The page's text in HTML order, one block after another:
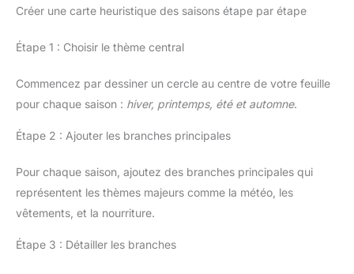
Créer une carte heuristique des saisons étape par étape
Étape 1 : Choisir le thème central
Commencez par dessiner un cercle au centre de votre feuille
pour chaque saison : hiver, printemps, été et automne.
Étape 2 : Ajouter les branches principales
Pour chaque saison, ajoutez des branches principales qui
représentent les thèmes majeurs comme la météo, les
vêtements, et la nourriture.
Étape 3 : Détailler les branches